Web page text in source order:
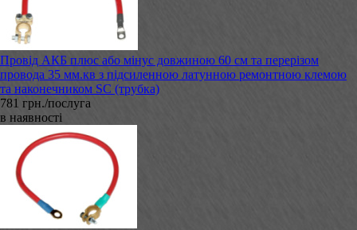
Провід АКБ плюс або мінус довжиною 60 см та перерізом
провода 35 мм.кв з підсиленною латунною ремонтною клемою
та наконечником SC (трубка)
781 грн./послуга
в наявності